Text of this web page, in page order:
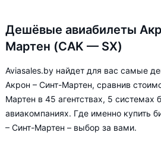
Дешёвые авиабилеты
Мартен (CAK — SX)
Aviasales.by найдет для вас самые
Акрон – Синт-Мартен, сравнив
Мартен в 45 агентствах, 5 системах
авиакомпаниях. Где именно купить
– Синт-Мартен – выбор за вами.